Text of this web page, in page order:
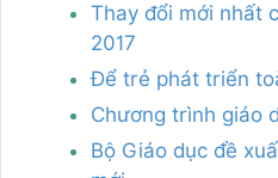
Thay đổi mới nhất
2017
Để trẻ phát triển
Chương trình giáo
Bộ Giáo dục đề